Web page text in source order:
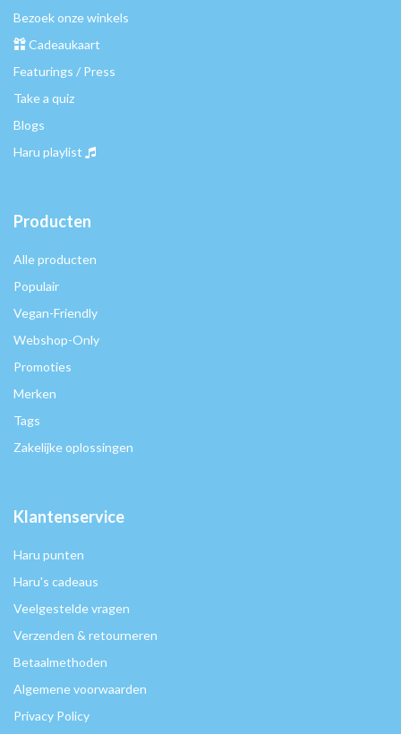
Bezoek onze winkels
Cadeaukaart
Featurings / Press
Take a quiz
Blogs
Haru playlist
Producten
Alle producten
Populair
Vegan-Friendly
Webshop-Only
Promoties
Merken
Tags
Zakelijke oplossingen
Klantenservice
Haru punten
Haru's cadeaus
Veelgestelde vragen
Verzenden & retourneren
Betaalmethoden
Algemene voorwaarden
Privacy Policy